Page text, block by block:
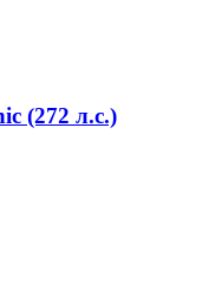
(272 л.с.)